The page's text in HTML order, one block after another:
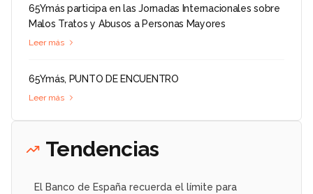
65Ymás participa en las Jornadas Internacionales sobre
Malos Tratos y Abusos a Personas Mayores
Leer más
65Ymás, PUNTO DE ENCUENTRO
Leer más
Tendencias
El Banco de España recuerda el límite para